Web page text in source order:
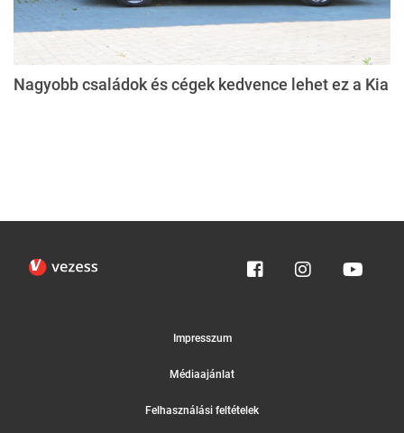
Nagyobb családok és cégek kedvence lehet ez a Kia
Impresszum
Médiaajánlat
Felhasználási feltételek